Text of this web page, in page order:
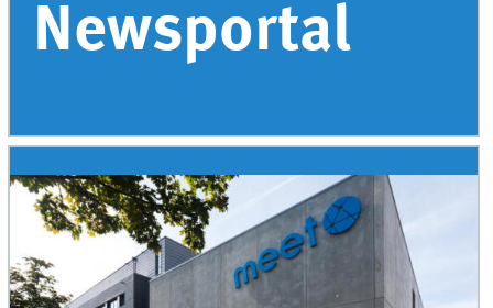
Newsportal